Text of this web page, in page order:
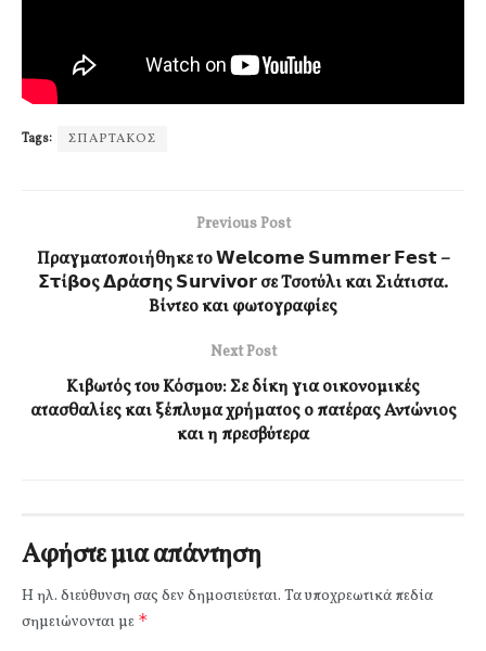
Tags: ΣΠΑΡΤΑΚΟΣ
Previous Post
Πραγματοποιήθηκε το 𝗪𝗲𝗹𝗰𝗼𝗺𝗲 𝗦𝘂𝗺𝗺𝗲𝗿 𝗙𝗲𝘀𝘁 –
𝝨𝞃ί𝝱𝝾ς 𝝙𝞀ά𝞂𝝶ς 𝗦𝘂𝗿𝘃𝗶𝘃𝗼𝗿 σε Τσοτύλι και Σιάτιστα.
Βίντεο και φωτογραφίες
Next Post
Κιβωτός του Κόσμου: Σε δίκη για οικονομικές
ατασθαλίες και ξέπλυμα χρήματος ο πατέρας Αντώνιος
και η πρεσβύτερα
Αφήστε μια απάντηση
Η ηλ. διεύθυνση σας δεν δημοσιεύεται. Τα υποχρεωτικά πεδία
σημειώνονται με *